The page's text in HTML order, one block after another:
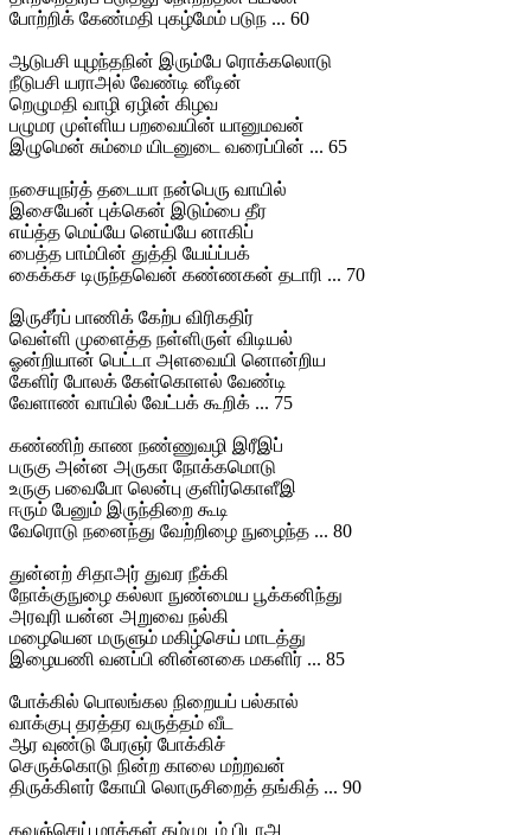
போற்றிக் கேண்மதி புகழ்மேம் படுந ... 60
ஆடுபசி யுழந்தநின் இரும்பே ரொக்கலொடு
நீடுபசி யராஅல் வேண்டி னீடின்
றெழுமதி வாழி ஏழின் கிழவ
பழுமர முள்ளிய பறவையின் யானுமவன்
இழுமென் சும்மை யிடனுடை வரைப்பின் ... 65
நசையுநர்த் தடையா நன்பெரு வாயில்
இசையேன் புக்கென் இடும்பை தீர
எய்த்த மெய்யே னெய்யே னாகிப்
பைத்த பாம்பின் துத்தி யேய்ப்பக்
கைக்கச டிருந்தவென் கண்ணகன் தடாரி ... 70
இருசீர்ப் பாணிக் கேற்ப விரிகதிர்
வெள்ளி முளைத்த நள்ளிருள் விடியல்
ஓன்றியான் பெட்டா அளவையி னொன்றிய
கேளிர் போலக் கேள்கொளல் வேண்டி
வேளாண் வாயில் வேட்பக் கூறிக் ... 75
கண்ணிற் காண நண்ணுவழி இரீஇப்
பருகு அன்ன அருகா நோக்கமொடு
உருகு பவைபோ லென்பு குளிர்கொளீஇ
ஈரும் பேனும் இருந்திறை கூடி
வேரொடு நனைந்து வேற்றிழை நுழைந்த ... 80
துன்னற் சிதாஅர் துவர நீக்கி
நோக்குநுழை கல்லா நுண்மைய பூக்கனிந்து
அரவுரி யன்ன அறுவை நல்கி
மழையென மருளும் மகிழ்செய் மாடத்து
இழையணி வனப்பி னின்னகை மகளிர் ... 85
போக்கில் பொலங்கல நிறையப் பல்கால்
வாக்குபு தரத்தர வருத்தம் வீட
ஆர வுண்டு பேரஞர் போக்கிச்
செருக்கொடு நின்ற காலை மற்றவன்
திருக்கிளர் கோயி லொருசிறைத் தங்கித் ... 90
தவஞ்செய் மாக்கள் தம்முடம் பிடாஅ